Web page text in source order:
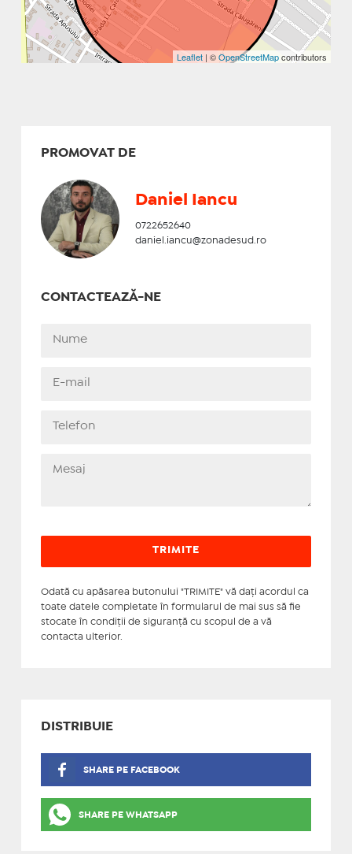
Leaflet | ©OpenStreetMapcontributors
PROMOVAT DE
Daniel Iancu
0722652640
daniel.iancu@zonadesud.ro
CONTACTEAZĂ-NE
Odată cu apăsarea butonului "TRIMITE" vă daţi acordul ca
toate datele completate în formularul de mai sus să fie
stocate în condiţii de siguranţă cu scopul de a vă
contacta ulterior.
DISTRIBUIE
SHARE PE FACEBOOK
SHARE PE WHATSAPP